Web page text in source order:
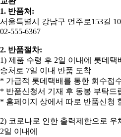
1. 반품처:
서울특별시 강남구 언주로153길
02-555-6367
2. 반품절차:
​1) 제품 수령 후 2일 이내에 롯데택
송처로 7일 이내 반품 도착
* 가급적 롯데택배를 통한 회수접
* 반품신청서 기재 후 동봉 부탁드
* 홈페이지 상에서 따로 반품신청
2) 코로나로 인한 출력제한으로 우
2일 이내에